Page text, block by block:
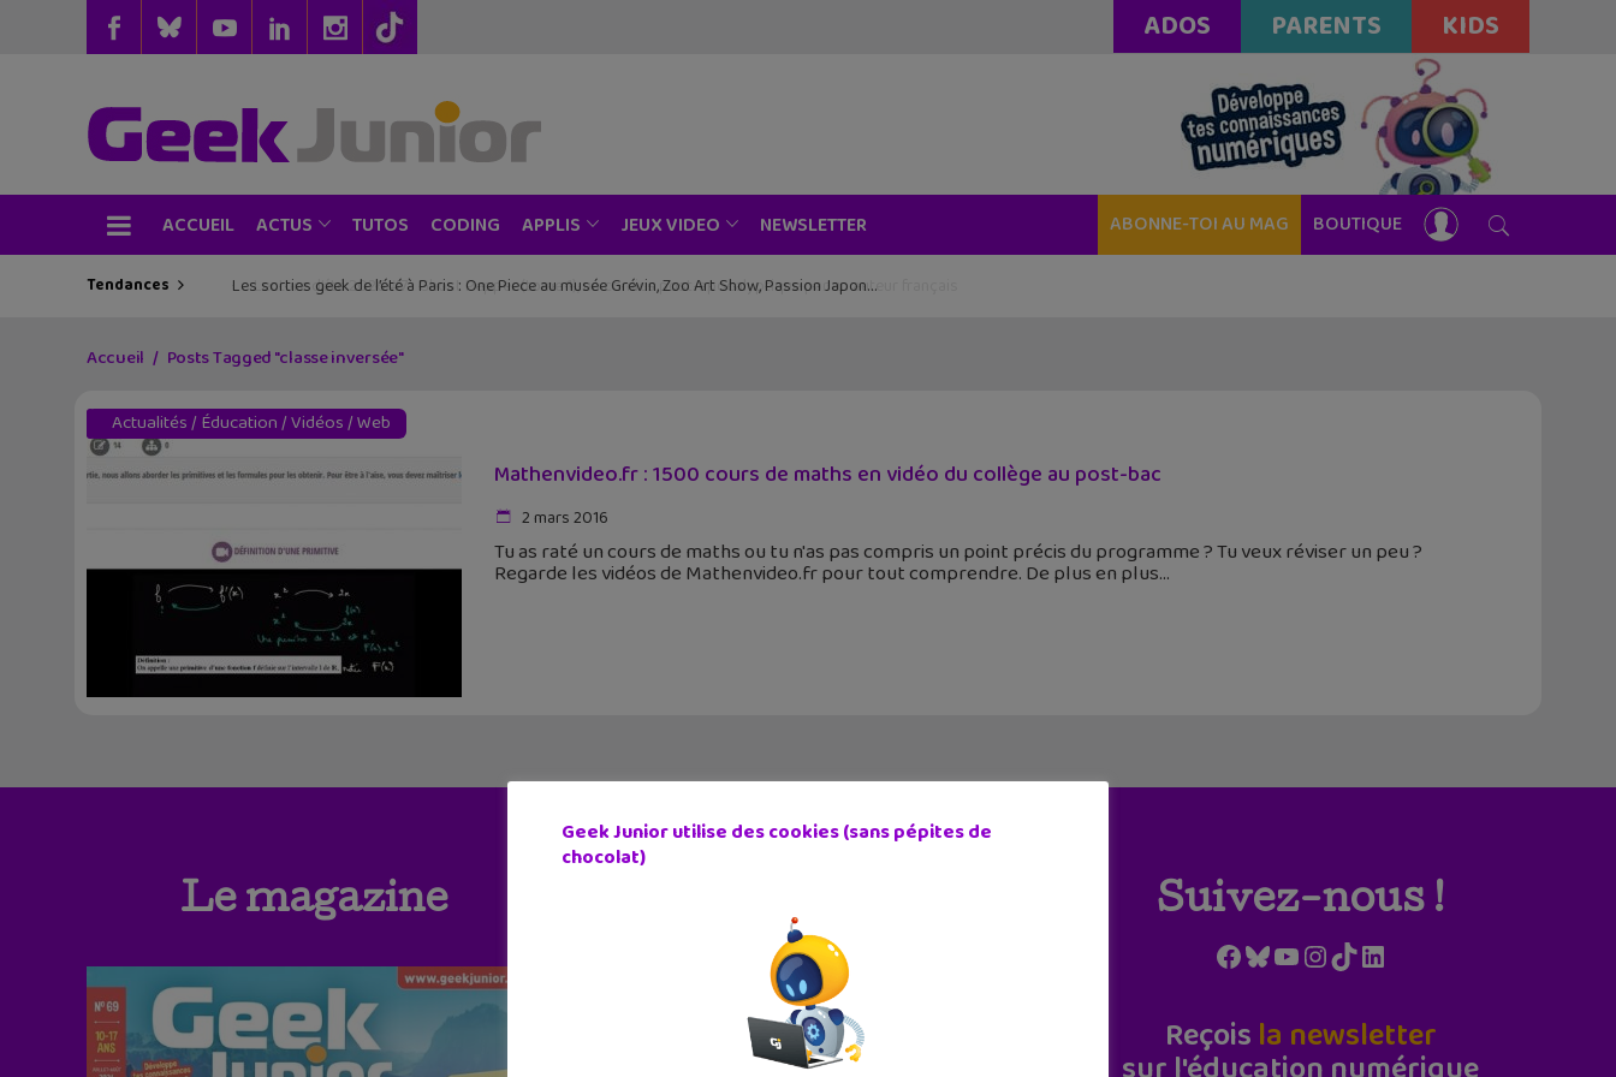
ADOS PARENTS KIDS
ACCUEIL ACTUS TUTOS CODING APPLIS JEUX VIDEO NEWSLETTER ABONNE-TOI AU MAG BOUTIQUE
Tendances Les sorties geek de l’été à Paris : One Piece au musée Grévin, Zoo Art Show, Passion Japon…
Accueil Posts Tagged "classe inversée"
Actualités/ Éducation/Vidéos/Web
Mathenvideo.fr : 1500 cours de maths en vidéo du collège au post-bac
2 mars 2016
Tu as raté un cours de maths ou tu n'as pas compris un point précis du programme ? Tu veux réviser un peu ?
Regarde les vidéos de Mathenvideo.fr pour tout comprendre. De plus en plus
Le magazine Suivez-nous !
Facebook
Bluesky
YouTube
Instagram
TikTokLinkedIn
Reçois la newsletter
Geek Junior utilise des cookies (sans pépites de
chocolat)